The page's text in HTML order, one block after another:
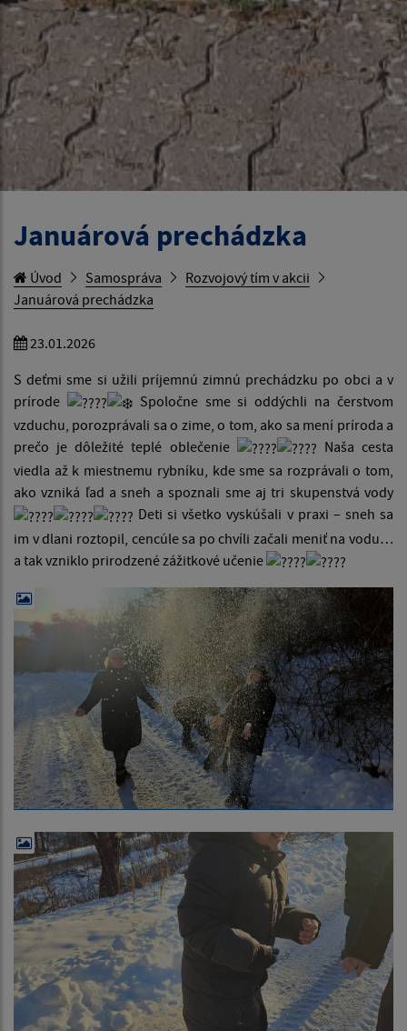
Januárová prechádzka
Úvod Samospráva
Rozvojový tím v akcii
Januárová prechádzka
23.01.2026
S deťmi sme si užili príjemnú zimnú prechádzku po obci a v
prírode
Spoločne sme si oddýchli na čerstvom
vzduchu, porozprávali sa o zime, o tom, ako sa mení príroda a
prečo je dôležité teplé oblečenie
Naša cesta
viedla až k miestnemu rybníku, kde sme sa rozprávali o tom,
ako vzniká ľad a sneh a spoznali sme aj tri skupenstvá vody
Deti si všetko vyskúšali v praxi – sneh sa
im v dlani roztopil, cencúle sa po chvíli začali meniť na vodu…
a tak vzniklo prirodzené zážitkové učenie